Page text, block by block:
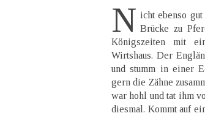
N icht ebenso
Brücke zu
Königszeiten mit
Wirtshaus. Der
und stumm in einer
gern die Zähne
war hohl und tat ihm
diesmal. Kommt auf